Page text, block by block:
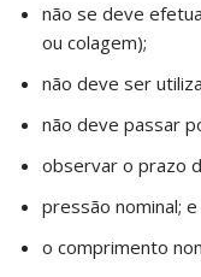
não se deve
ou colagem);
não deve ser
não deve passar
observar o prazo
pressão nominal; e
o comprimento